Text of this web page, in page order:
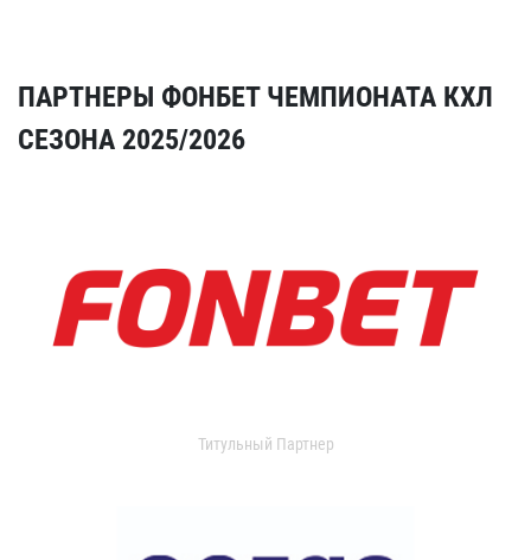
ПАРТНЕРЫ ФОНБЕТ ЧЕМПИОНАТА КХЛ
СЕЗОНА 2025/2026
Титульный Партнер